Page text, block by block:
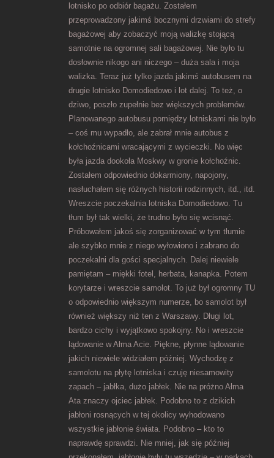
lotnisko po odbiór bagażu. Zostałem
przeprowadzony jakimś bocznymi drzwiami do strefy
bagażowej aby zobaczyć moją walizkę stojącą
samotnie na ogromnej sali bagażowej. Nie było tu
dosłownie nikogo ani niczego – duża sala i moja
walizka. Teraz już tylko jazda jakimś autobusem na
drugie lotnisko Domodiedowo i lot dalej. To też, o
dziwo, poszło zupełnie bez większych problemów.
Planowanego autobusu pomiędzy lotniskami nie było
– coś mu wypadło, ale zabrał mnie autobus z
kołchoźnicami wracającymi z wycieczki. No więc
była jazda dookoła Moskwy w gronie kołchoźnic.
Zostałem odpowiednio dokarmiony, napojony,
nasłuchałem się różnych historii rodzinnych, itd., itd.
Wreszcie poczekalnia lotniska Domodiedowo. Tu
tłum był tak wielki, że trudno było się wcisnąć.
Próbowałem jakoś się zorganizować w tym tłumie
ale szybko mnie z niego wyłowiono i zabrano do
poczekalni dla gości specjalnych. Dalej niewiele
pamiętam – miękki fotel, herbata, kanapka. Potem
korytarze i wreszcie samolot. To już był ogromny TU
o odpowiednio większym numerze, bo samolot był
również większy niż ten z Warszawy. Długi lot,
bardzo cichy i wyjątkowo spokojny. No i wreszcie
lądowanie w Ałma Acie. Piękne, płynne lądowanie
jakich niewiele widziałem później. Wychodzę z
samolotu na płytę lotniska i czuję niesamowity
zapach – jabłka, dużo jabłek. Nie na próżno Ałma
Ata znaczy ojciec jabłek. Podobno to z dzikich
jabłoni rosnących w tej okolicy wyhodowano
wszystkie jabłonie świata. Podobno – kto to
naprawdę sprawdzi. Nie mniej, jak się później